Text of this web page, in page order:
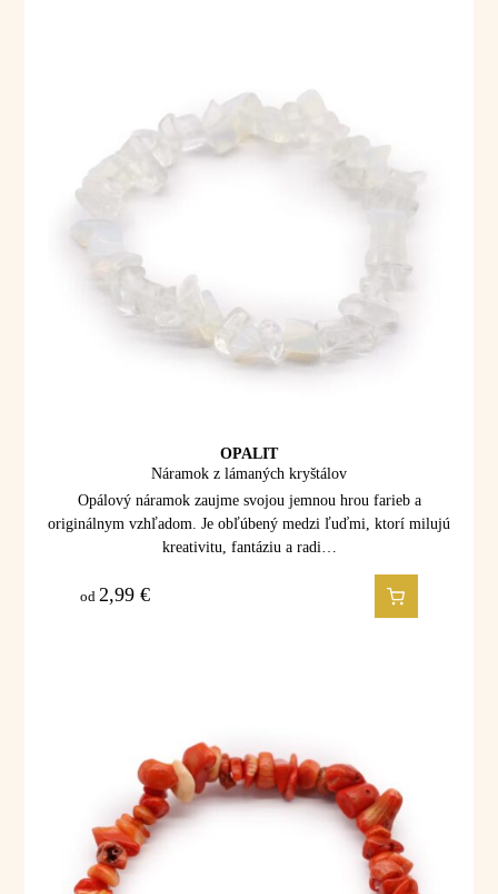
OPALIT
Náramok z lámaných kryštálov
Opálový náramok zaujme svojou jemnou hrou farieb a
originálnym vzhľadom. Je obľúbený medzi ľuďmi, ktorí milujú
kreativitu, fantáziu a radi…
od 2,99€